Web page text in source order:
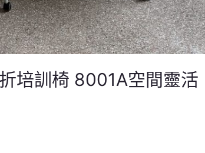
培訓椅 8001A空間靈活